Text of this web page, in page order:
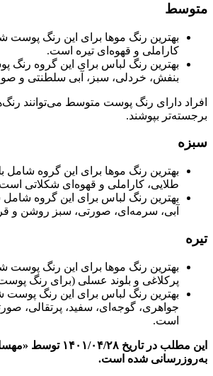
متوسط
بهترین رنگ موها برای این رنگ پوست
کاراملی و قهوه‌ای تیره است.
بهترین رنگ لباس برای این گروه رنگ
بنفش، خردلی، سبز، آبی سلطنتی و
افراد دارای رنگ پوست متوسط می‌توانند
برجسته‌تر بپوشند.
سبزه
بهترین رنگ موها برای این گروه شامل
طلایی، کاراملی و قهوه‌ای شکلاتی
بهترین رنگ لباس برای این گروه شامل
آبی، سرمه‌ای، صورتی، سبز روشن و
تیره
بهترین رنگ موها برای این رنگ
پرکلاغی و بلوند عسلی (برای رنگ
بهترین رنگ لباس برای این رنگ
جواهری، گوجه‌ای، سفید، پرتقالی،
است.
این مطلب در تاریخ ۱۴۰۱/۰۴/
به‌روزرسانی شده ‌است.